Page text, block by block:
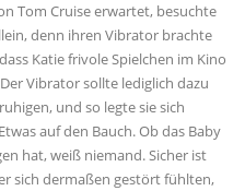
Tom Cruise erwartet, besuchte
denn ihren Vibrator brachte
Katie frivole Spielchen im Kino
Vibrator sollte lediglich dazu
und so legte sie sich
auf den Bauch. Ob das Baby
hat, weiß niemand. Sicher ist
sich dermaßen gestört fühlten,